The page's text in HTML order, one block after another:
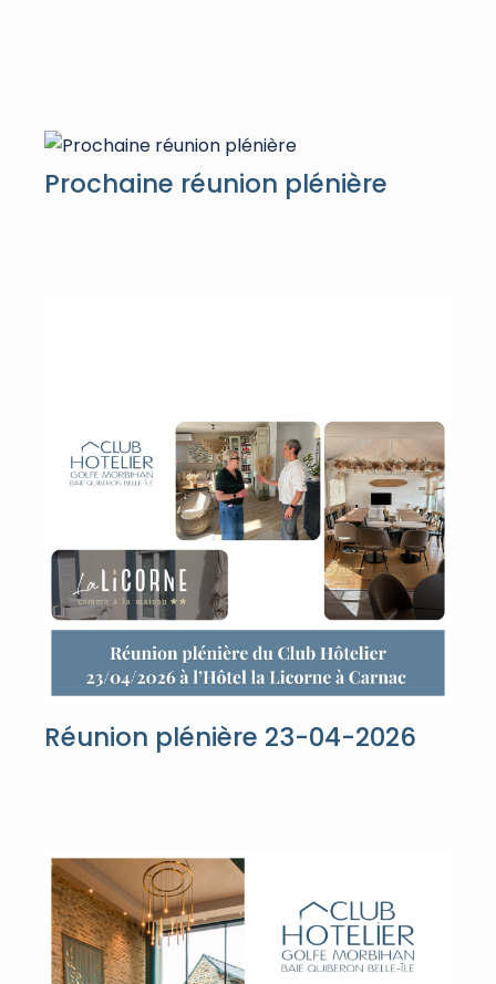
Prochaine réunion plénière
Réunion plénière 23-04-2026